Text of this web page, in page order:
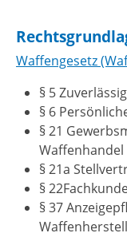
Waffengesetz
§ 5
§ 6
§ 21
Waffenhandel
§ 21a
§
§ 37